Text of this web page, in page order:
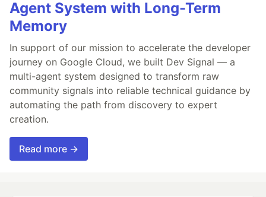
Agent System with Long-Term
Memory
In support of our mission to accelerate the developer
journey on Google Cloud, we built Dev Signal — a
multi-agent system designed to transform raw
community signals into reliable technical guidance by
automating the path from discovery to expert
creation.
Read more →